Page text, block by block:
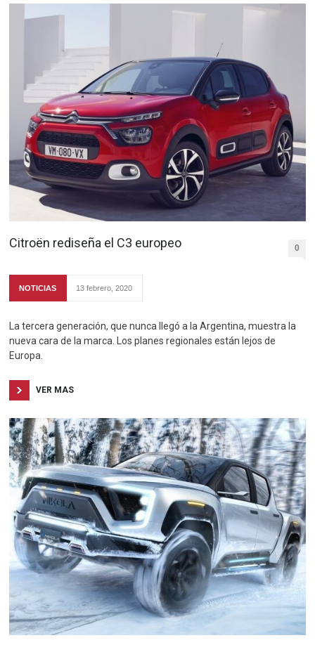
Citroën rediseña el C3 europeo 0
NOTICIAS 13 febrero, 2020
La tercera generación, que nunca llegó a la Argentina, muestra la
nueva cara de la marca. Los planes regionales están lejos de
Europa.
VER MAS